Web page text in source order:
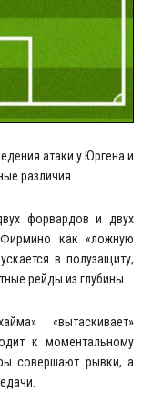
атаки у Юргена и
различия.
форвардов и двух
Фирмино как «ложную
в полузащиту,
рейды из глубины.
«вытаскивает»
к моментальному
совершают рывки, а